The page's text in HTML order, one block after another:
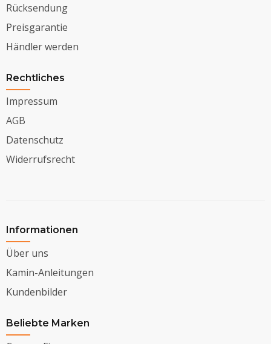
Rücksendung
Preisgarantie
Händler werden
Rechtliches
Impressum
AGB
Datenschutz
Widerrufsrecht
Informationen
Über uns
Kamin-Anleitungen
Kundenbilder
Beliebte Marken